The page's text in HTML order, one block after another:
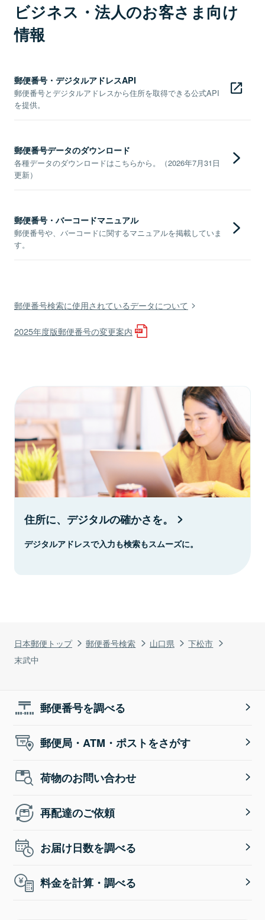
日本郵便トップ 郵便番号検索 山口県
下松市
末武中
ビジネス・法人のお客さま向け
情報
郵便番号・デジタルアドレスAPI
郵便番号とデジタルアドレスから住所を取得できる公式API
を提供。
郵便番号データのダウンロード
各種データのダウンロードはこちらから。（2026年7月31日
更新）
郵便番号・バーコードマニュアル
郵便番号や、バーコードに関するマニュアルを掲載していま
す。
郵便番号検索に使用されているデータについて
2025年度版郵便番号の変更案内
住所に、デジタルの確かさを。
デジタルアドレスで入力も検索もスムーズに。
郵便番号を調べる
郵便局・ATM・ポストをさがす
荷物のお問い合わせ
再配達のご依頼
お届け日数を調べる
料金を計算・調べる